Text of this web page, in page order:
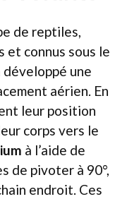
de reptiles,
et connus sous le
développé une
aérien. En
leur position
corps vers le
à l’aide de
de pivoter à 90°,
endroit. Ces